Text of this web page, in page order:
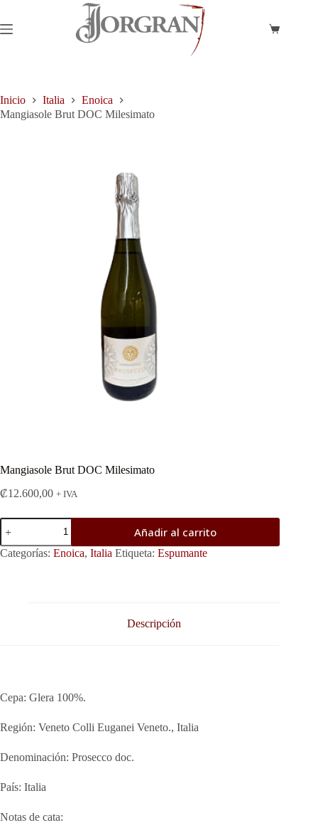
contenido
Carro
Inicio Italia
Enoica
Mangiasole Brut DOC Milesimato
Mangiasole Brut DOC Milesimato
₡12.600,00 + IVA
Mangiasole
Brut
DOC
Milesimato
Añadir al carrito
Categorías: Enoica, Italia Etiqueta: Espumante
Descripción
Cepa: Glera 100%.
Región: Veneto Colli Euganei Veneto., Italia
Denominación: Prosecco doc.
País: Italia
Notas de cata: